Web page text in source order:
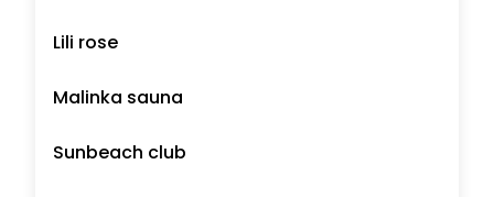
Lili rose
Malinka sauna
Sunbeach club